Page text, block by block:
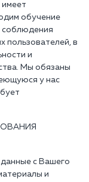
обучение
соблюдения
пользователей, в
и
Мы обязаны
у нас
с Вашего
и